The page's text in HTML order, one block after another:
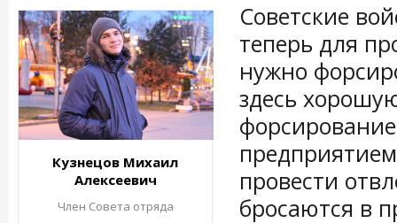
Советские
теперь для
нужно
здесь
провести
бросаются в
Кузнецов Михаил
Алексеевич
Член Совета отряда